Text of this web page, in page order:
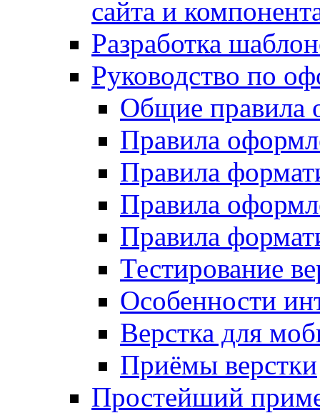
сайта и
Разработка
Руководство по
Общие правила
Правила
Правила
Правила
Правила
Тестирование
Особенности
Верстка для
Приёмы верстки
Простейший